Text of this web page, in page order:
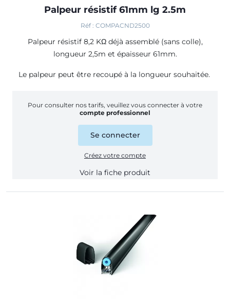
Palpeur résistif 61mm lg 2.5m
Réf : COMPACND2500
Palpeur résistif 8,2 KΩ déjà assemblé (sans colle),
longueur 2,5m et épaisseur 61mm.
Le palpeur peut être recoupé à la longueur souhaitée.
Pour consulter nos tarifs, veuillez vous connecter à votre
compte professionnel
Se connecter
Créez votre compte
Voir la fiche produit